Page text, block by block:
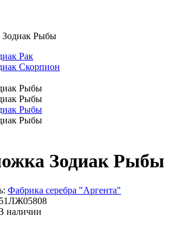
Зодиак Рыбы
Зодиак Рыбы
Фабрика серебра "Аргента"
наличии